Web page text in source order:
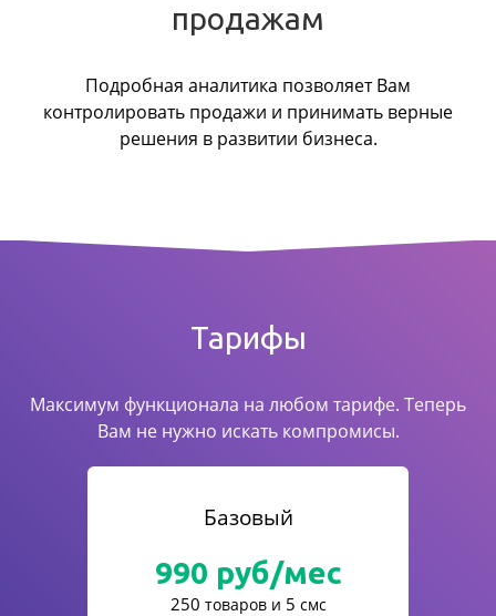
продажам
Подробная аналитика позволяет Вам
контролировать продажи и принимать верные
решения в развитии бизнеса.
Тарифы
Максимум функционала на любом тарифе. Теперь
Вам не нужно искать компромисы.
Базовый
990 руб/мес
250 товаров и 5 смс